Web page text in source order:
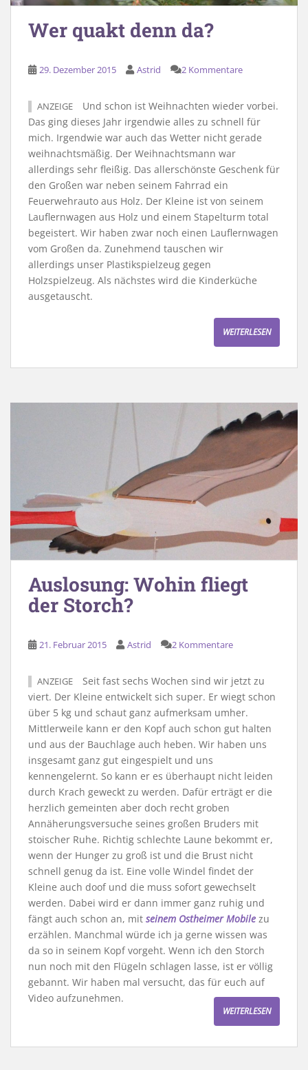
Wer quakt denn da?
29. Dezember 2015 Astrid 2 Kommentare
ANZEIGE
Und schon ist Weihnachten wieder vorbei.
Das ging dieses Jahr irgendwie alles zu schnell für
mich. Irgendwie war auch das Wetter nicht gerade
weihnachtsmäßig. Der Weihnachtsmann war
allerdings sehr fleißig. Das allerschönste Geschenk für
den Großen war neben seinem Fahrrad ein
Feuerwehrauto aus Holz. Der Kleine ist von seinem
Lauflernwagen aus Holz und einem Stapelturm total
begeistert. Wir haben zwar noch einen Lauflernwagen
vom Großen da. Zunehmend tauschen wir
allerdings unser Plastikspielzeug gegen
Holzspielzeug. Als nächstes wird die Kinderküche
ausgetauscht.
WEITERLESEN
Auslosung: Wohin fliegt
der Storch?
21. Februar 2015 Astrid 2 Kommentare
ANZEIGE
Seit fast sechs Wochen sind wir jetzt zu
viert. Der Kleine entwickelt sich super. Er wiegt schon
über 5 kg und schaut ganz aufmerksam umher.
Mittlerweile kann er den Kopf auch schon gut halten
und aus der Bauchlage auch heben. Wir haben uns
insgesamt ganz gut eingespielt und uns
kennengelernt. So kann er es überhaupt nicht leiden
durch Krach geweckt zu werden. Dafür erträgt er die
herzlich gemeinten aber doch recht groben
Annäherungsversuche seines großen Bruders mit
stoischer Ruhe. Richtig schlechte Laune bekommt er,
wenn der Hunger zu groß ist und die Brust nicht
schnell genug da ist. Eine volle Windel findet der
Kleine auch doof und die muss sofort gewechselt
werden. Dabei wird er dann immer ganz ruhig und
fängt auch schon an, mit seinem Ostheimer Mobile zu
erzählen. Manchmal würde ich ja gerne wissen was
da so in seinem Kopf vorgeht. Wenn ich den Storch
nun noch mit den Flügeln schlagen lasse, ist er völlig
gebannt. Wir haben mal versucht, das für euch auf
Video aufzunehmen.
WEITERLESEN